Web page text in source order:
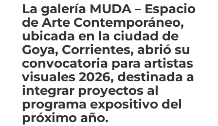
La galería MUDA – Espacio
de Arte Contemporáneo,
ubicada en la ciudad de
Goya, Corrientes, abrió su
convocatoria para artistas
visuales 2026, destinada a
integrar proyectos al
programa expositivo del
próximo año.